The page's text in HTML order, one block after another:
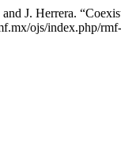
J. Herrera.
ojs/index.php/